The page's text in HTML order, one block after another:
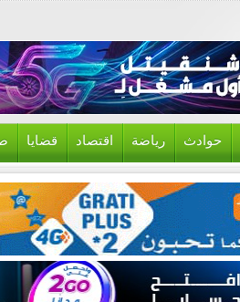
حوادث رياضة اقتصاد قضايا